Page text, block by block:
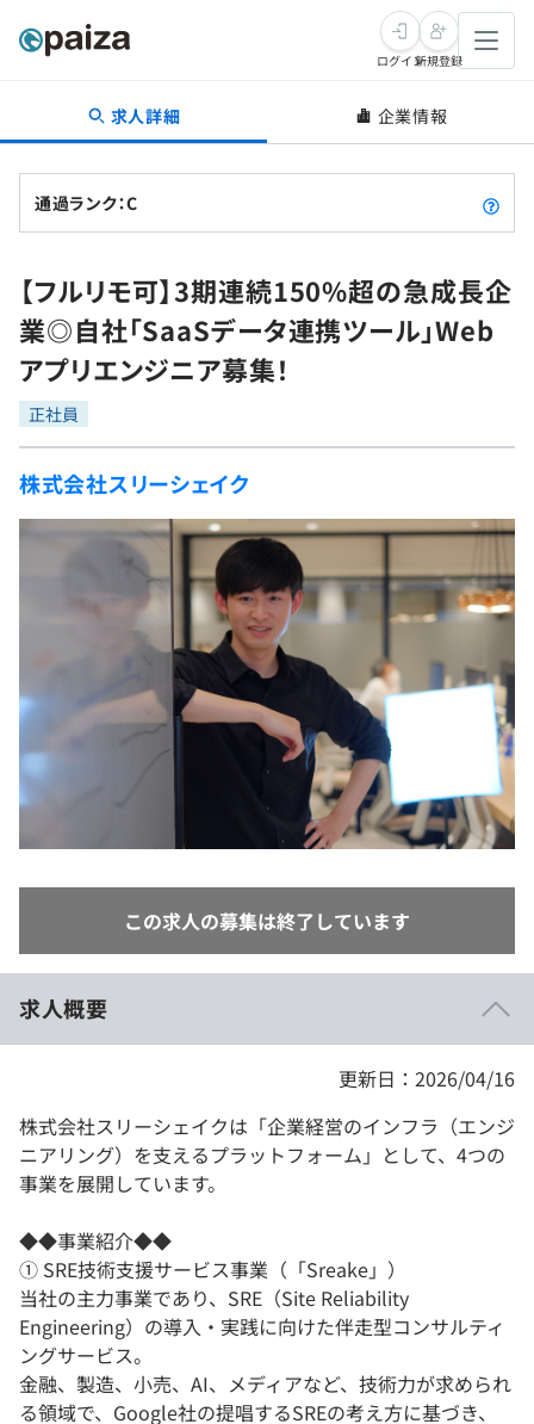
転職・キャリア
転職成功ガイド
転職エージェント
インタビュー
転職成功ガイド
新卒就活
求人検索
本選考
インターン
新卒エージェント
イベント・セミナー
インタビュー
学習
問題集
4択課題
ナレッジ
個人向けプラン
学校向けプラン
プログラミング言語
評価結果一覧
再チャレンジ結果一覧
ゲーム・マンガ
Tech Team Journal
paizaとは？
ログイン新規登録
求人詳細 企業情報
通過ランク：C
【フルリモ可】3期連続150%超の急成長企
業◎自社「SaaSデータ連携ツール」Web
アプリエンジニア募集！
正社員
株式会社スリーシェイク
この求人の募集は終了しています
求人概要
更新日：2026/04/16
株式会社スリーシェイクは「企業経営のインフラ（エンジ
ニアリング）を支えるプラットフォーム」として、4つの
事業を展開しています。
◆◆事業紹介◆◆
① SRE技術支援サービス事業（「Sreake」）
当社の主力事業であり、SRE（Site Reliability
Engineering）の導入・実践に向けた伴走型コンサルティ
ングサービス。
金融、製造、小売、AI、メディアなど、技術力が求められ
る領域で、Google社の提唱するSREの考え方に基づき、